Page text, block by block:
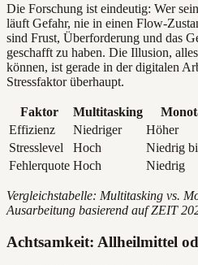
Die Forschung ist eindeutig: Wer
läuft Gefahr, nie in einen Flow-
sind Frust, Überforderung und das
geschafft zu haben. Die Illusion,
können, ist gerade in der digitalen
Stressfaktor überhaupt.
Faktor Multitasking
Effizienz
Niedriger Höher
Stresslevel
Hoch Niedrig
Fehlerquote Hoch Niedrig
Vergleichstabelle: Multitasking vs.
Ausarbeitung basierend auf ZEIT
Achtsamkeit: Allheilmittel